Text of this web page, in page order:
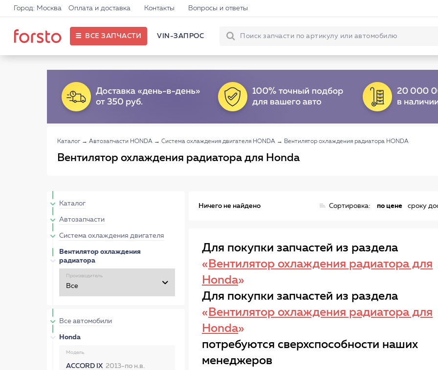
Город: Москва Оплата и доставка Контакты Вопросы и ответы
ВСЕ ЗАПЧАСТИ VIN-ЗАПРОС
Каталог → Автозапчасти HONDA → Система охлаждения двигателя HONDA → Вентилятор охлаждения радиатора HONDA
Вентилятор охлаждения радиатора для Honda
Каталог
Автозапчасти
Система охлаждения двигателя
Вентилятор охлаждения
радиатора
Производитель
Все автомобили
Honda
Модель
ACCORD IX 2013-по н.в.
Ничего не найдено Сортировка: по цене сроку
Для покупки запчастей из раздела
« Вентилятор охлаждения радиатора для
Honda»
Для покупки запчастей из раздела
« Вентилятор охлаждения радиатора для
Honda»
потребуются сверхспособности наших
менеджеров